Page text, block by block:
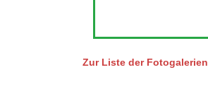
Zur Liste der Fotogalerien